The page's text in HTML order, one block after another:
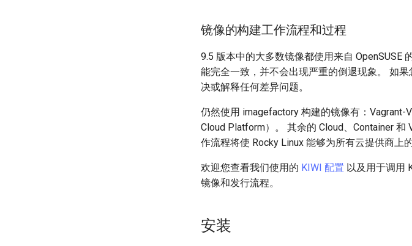
镜像的构建工作流程和过程
9.5 版本中的大多数镜像都使用来自 OpenSUSE
能完全一致，并不会出现严重的倒退现象。 如
决或解释任何差异问题。
仍然使用 imagefactory 构建的镜像有：Vagrant-
Cloud Platform）。 其余的 Cloud、Container
作流程将使 Rocky Linux 能够为所有云提供商上
欢迎您查看我们使用的 KIWI 配置 以及用于调用
镜像和发行流程。
安装